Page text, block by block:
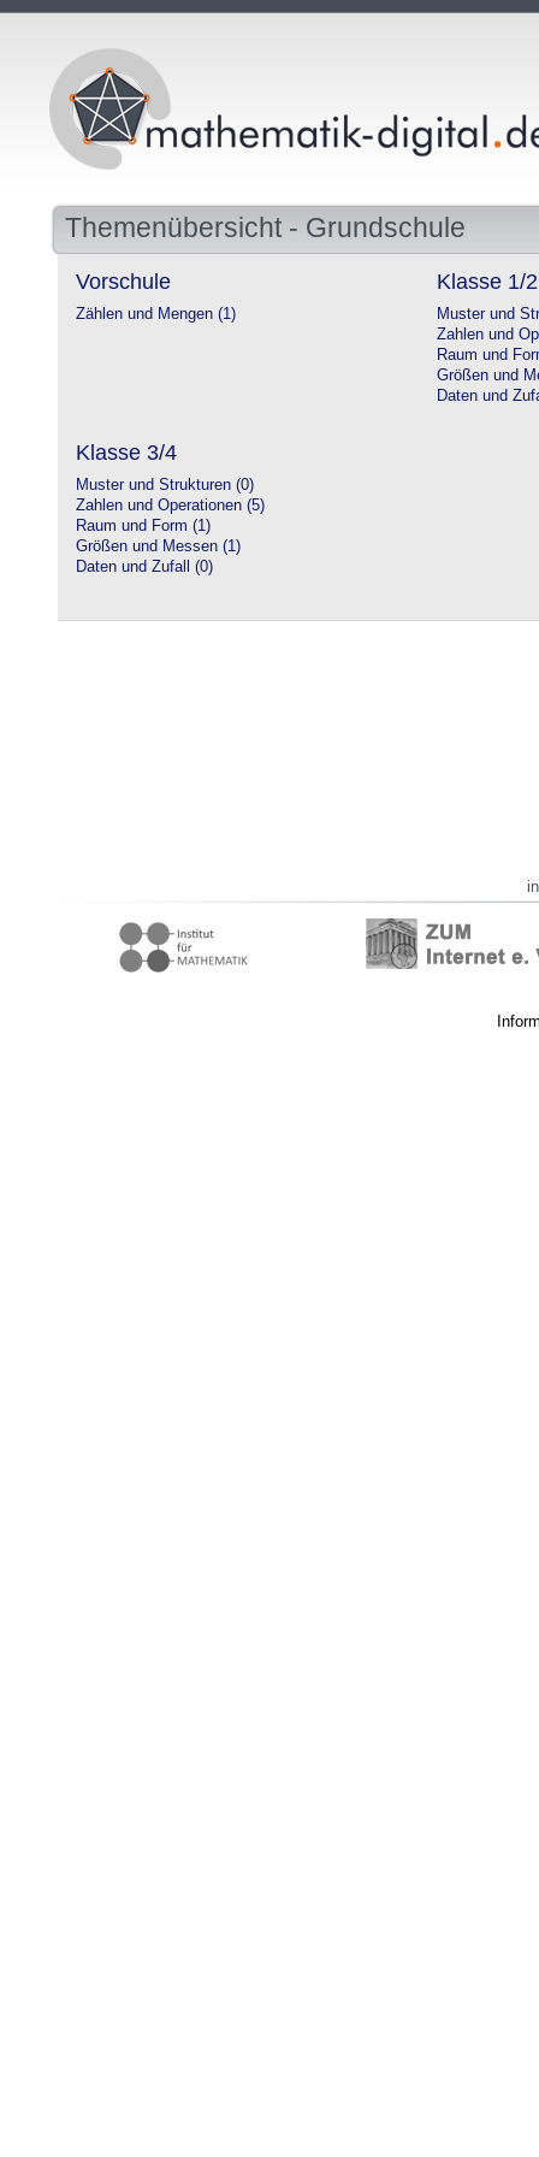
Themenübersicht - Grundschule
Vorschule
Zählen und Mengen (1)
Klasse 1/2
Muster und
Zahlen und
Raum und
Größen und
Daten und
Klasse 3/4
Muster und Strukturen (0)
Zahlen und Operationen (5)
Raum und Form (1)
Größen und Messen (1)
Daten und Zufall (0)